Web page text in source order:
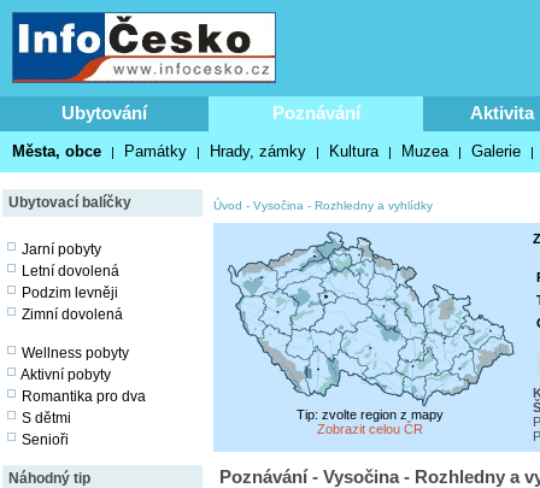
Ubytování Poznávání Aktivita
Města, obce | Památky | Hrady, zámky | Kultura | Muzea | Galerie |
Ubytovací balíčky
Jarní pobyty
Letní dovolená
Podzim levněji
Zimní dovolená
Wellness pobyty
Aktivní pobyty
Romantika pro dva
S dětmi
Senioři
Náhodný tip
Úvod - Vysočina - Rozhledny a vyhlídky
Tip: zvolte region z mapy
Zobrazit celou ČR
Poznávání - Vysočina - Rozhledny a